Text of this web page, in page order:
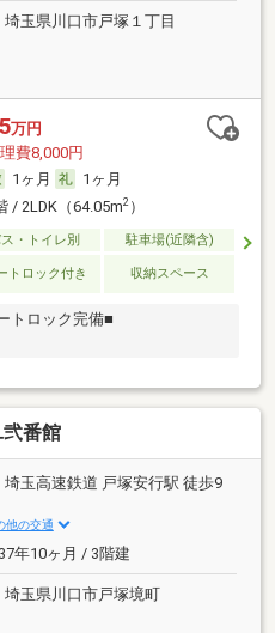
埼玉県川口市戸塚１丁目
万円
費8,000円
1ヶ月
1ヶ月
/ 2LDK（64.05m2）
・トイレ別
駐車場(近隣含)
トロック付き 収納スペース
トロック完備■
番館
埼玉高速鉄道 戸塚安行駅 徒歩9
他の交通
年10ヶ月 / 3階建
埼玉県川口市戸塚境町